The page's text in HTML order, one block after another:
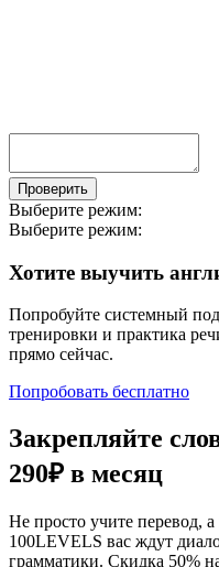
Проверить
Выберите режим:
Выберите режим:
Хотите выучить
Попробуйте системный
тренировки и практика
прямо сейчас.
Попробовать бесплатно
Закрепляйте
290₽ в месяц
Не просто учите перевод,
100LEVELS вас ждут
грамматики. Скидка 50%